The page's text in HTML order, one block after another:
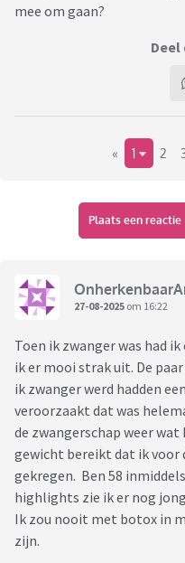
mee om gaan?
« 1 2
Plaats een reactie
27-08-2025 om 16:22
Toen ik zwanger was had
ik er mooi strak uit. De
ik zwanger werd hadden
veroorzaakt dat was
de zwangerschap weer
gewicht bereikt dat ik voor
gekregen. Ben 58
highlights zie ik er nog
Ik zou nooit met botox in
zijn.